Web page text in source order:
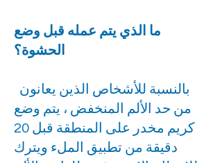
ما الذي يتم عمله قبل وضع
الحشوة؟
من حد الألم المنخفض ، يتم وضع
كريم مخدر على المنطقة قبل 20
دقيقة من تطبيق الملء ويترك